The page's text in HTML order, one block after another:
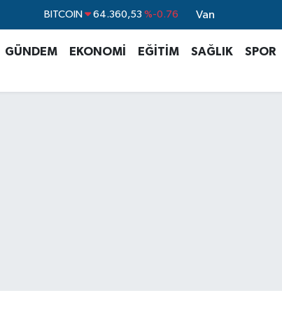
BITCOIN 64.360,53 %-0.76 Van
GÜNDEM EKONOMİ EĞİTİM SAĞLIK
SPOR